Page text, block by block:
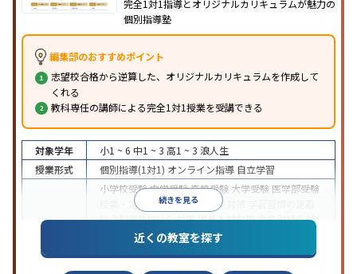
完全1対1指導とオリジナルカリキュラムが魅力の
個別指導塾
編集部のおすすめポイント
志望校合格から逆算した、オリジナルカリキュラムを作成して
くれる
教科専任の講師による完全1対1授業を受講できる
続きを見る
対象学年 小1 ~ 6 中1 ~ 3 高1 ~ 3 浪人生
授業形式
個別指導(1対1) オンライン指導 自立学習
小学校受験中学受験高校受験 大学受験 医学部受験
授業・定期テスト対策
内申点対策
総合型選抜(旧AO)対策推薦入試対策学校別特化対
国公立大対策私大対策 共通テスト対策
近くの教室を探す